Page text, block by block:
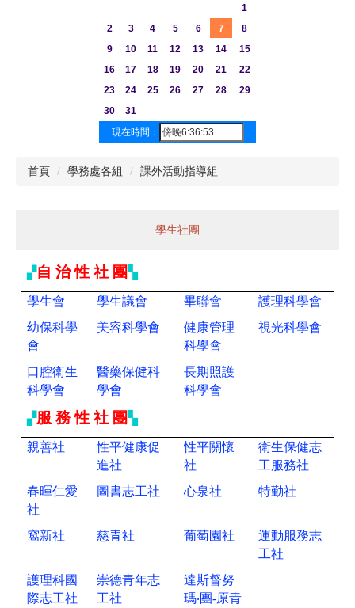
1
2
3 4 5 6 7
8
9
10 11 12 13 14
15
16
17 18 19 20 21
22
23
24 25 26 27 28
29
30
31
現在時間：
首頁 學務處各組 課外活動指導組
學生社團
▞自 治 性 社 團▚
學生會 學生議會 畢聯會
護理科學會
幼保科學
會
美容科學會
健康管理
科學會
視光科學會
口腔衛生
科學會
醫藥保健科
學會
長期照護
科學會
▞服 務 性 社 團▚
親善社
性平健康促
進社
性平關懷
社
衛生保健志
工服務社
春暉仁愛
社
圖書志工社 心泉社 特勤社
窩新社 慈青社 葡萄園社
運動服務志
工社
護理科國
際志工社
崇德青年志
工社
達斯督努
瑪‧團-原青